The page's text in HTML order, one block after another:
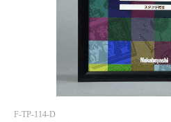
F-TP-114-D